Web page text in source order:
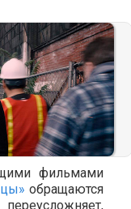
фильмами
обращаются